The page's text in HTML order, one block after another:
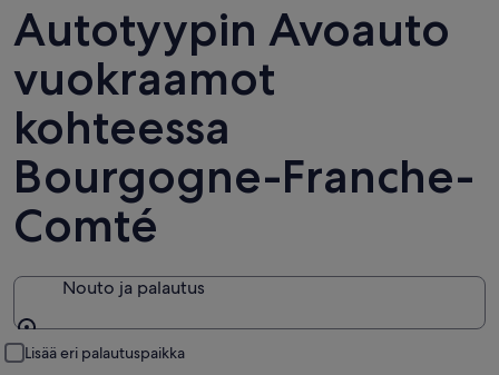
Autotyypin Avoauto
vuokraamot
kohteessa
Bourgogne-Franche-
Comté
Nouto ja palautus
Lisää eri palautuspaikka